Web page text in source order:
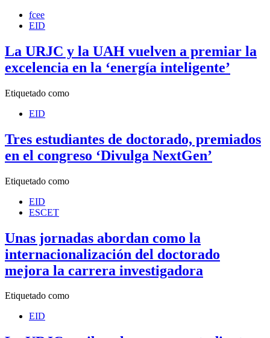
fcee
EID
La URJC y la UAH vuelven a premiar la
excelencia en la ‘energía inteligente’
Etiquetado como
EID
Tres estudiantes de doctorado, premiados
en el congreso ‘Divulga NextGen’
Etiquetado como
EID
ESCET
Unas jornadas abordan como la
internacionalización del doctorado
mejora la carrera investigadora
Etiquetado como
EID